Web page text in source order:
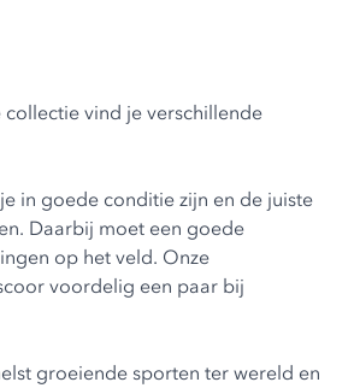
collectie vind je verschillende
in goede conditie zijn en de juiste
Daarbij moet een goede
op het veld. Onze
voordelig een paar bij
groeiende sporten ter wereld en